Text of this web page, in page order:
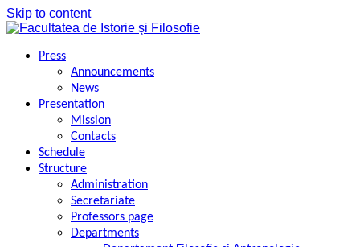
Skip to content
Press
Announcements
News
Presentation
Mission
Contacts
Schedule
Structure
Administration
Secretariate
Professors page
Departments